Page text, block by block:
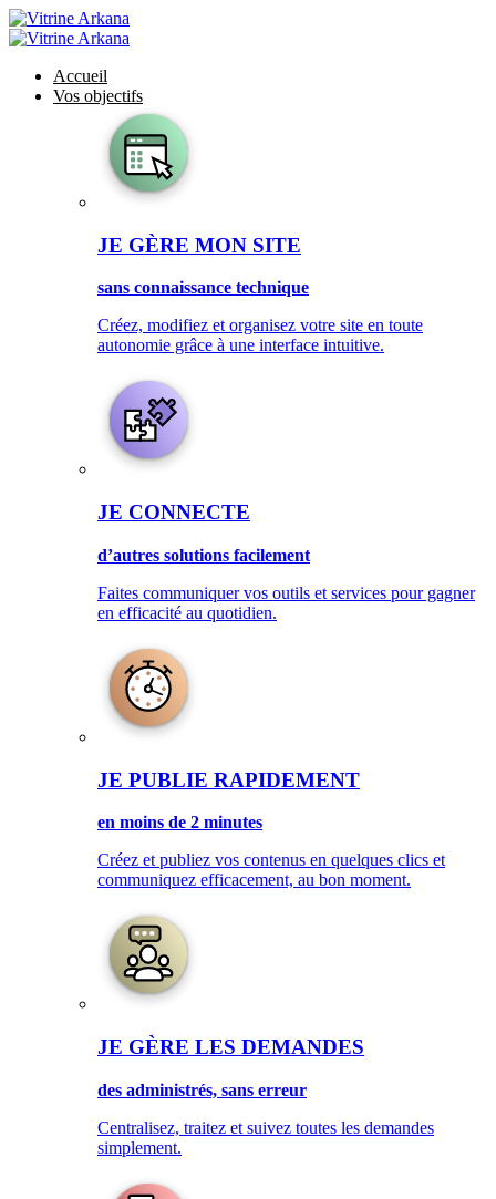
Accueil
Vos objectifs
JE GÈRE MON SITE
sans connaissance technique
Créez, modifiez et organisez votre site en toute
autonomie grâce à une interface intuitive.
JE CONNECTE
d’autres solutions facilement
Faites communiquer vos outils et services pour gagner
en efficacité au quotidien.
JE PUBLIE RAPIDEMENT
en moins de 2 minutes
Créez et publiez vos contenus en quelques clics et
communiquez efficacement, au bon moment.
JE GÈRE LES DEMANDES
des administrés, sans erreur
Centralisez, traitez et suivez toutes les demandes
simplement.